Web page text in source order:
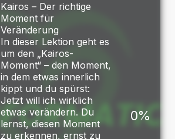
Kairos – Der richtige
Moment für
Veränderung
In dieser Lektion geht es
um den „Kairos-
Moment“ – den Moment,
in dem etwas innerlich
kippt und du spürst:
Jetzt will ich wirklich
etwas verändern. Du
lernst, diesen Moment
zu erkennen, ernst zu
0%